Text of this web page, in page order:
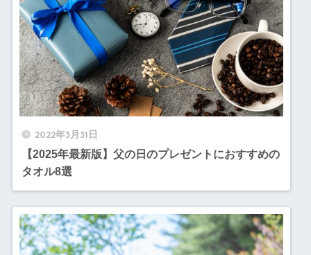
2022年3月31日
【2025年最新版】父の日のプレゼントにおすすめの
タオル8選